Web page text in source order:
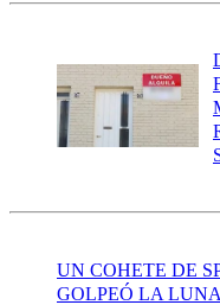
UN COHETE DE
GOLPEÓ LA